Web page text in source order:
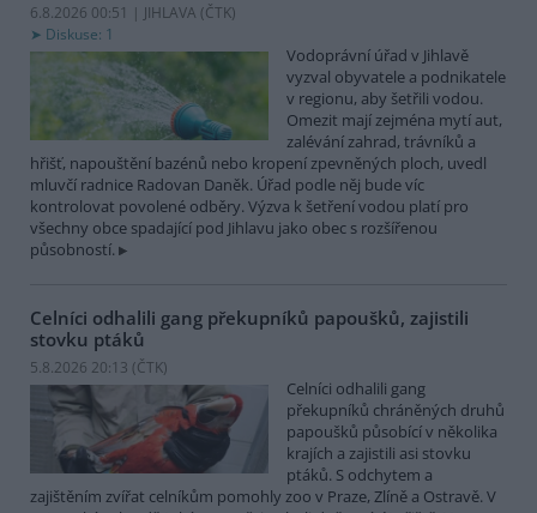
6.8.2026 00:51 | JIHLAVA (ČTK)
Diskuse: 1
Vodoprávní úřad v Jihlavě
vyzval obyvatele a podnikatele
v regionu, aby šetřili vodou.
Omezit mají zejména mytí aut,
zalévání zahrad, trávníků a
hřišť, napouštění bazénů nebo kropení zpevněných ploch, uvedl
mluvčí radnice Radovan Daněk. Úřad podle něj bude víc
kontrolovat povolené odběry. Výzva k šetření vodou platí pro
všechny obce spadající pod Jihlavu jako obec s rozšířenou
působností.
Celníci odhalili gang překupníků papoušků, zajistili
stovku ptáků
5.8.2026 20:13 (ČTK)
Celníci odhalili gang
překupníků chráněných druhů
papoušků působící v několika
krajích a zajistili asi stovku
ptáků. S odchytem a
zajištěním zvířat celníkům pomohly zoo v Praze, Zlíně a Ostravě. V